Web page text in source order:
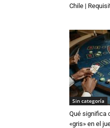
Chile |
Sin categoría
Qué significa
«gris» en el